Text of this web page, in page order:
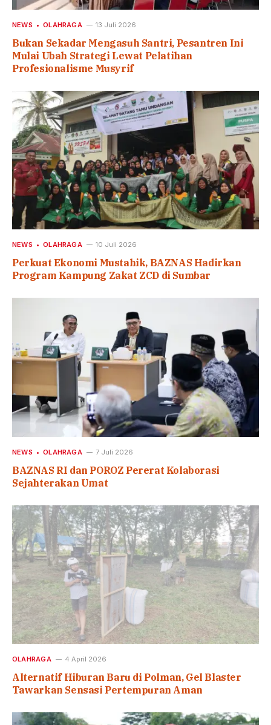
NEWS OLAHRAGA 13 Juli 2026
Bukan Sekadar Mengasuh Santri, Pesantren Ini
Mulai Ubah Strategi Lewat Pelatihan
Profesionalisme Musyrif
NEWS OLAHRAGA 10 Juli 2026
Perkuat Ekonomi Mustahik, BAZNAS Hadirkan
Program Kampung Zakat ZCD di Sumbar
NEWS OLAHRAGA 7 Juli 2026
BAZNAS RI dan POROZ Pererat Kolaborasi
Sejahterakan Umat
OLAHRAGA 4 April 2026
Alternatif Hiburan Baru di Polman, Gel Blaster
Tawarkan Sensasi Pertempuran Aman